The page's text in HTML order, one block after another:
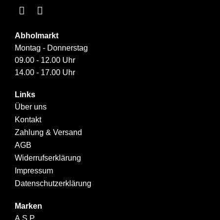
Abholmarkt
Montag - Donnerstag
09.00 - 12.00 Uhr
14.00 - 17.00 Uhr
Links
Über uns
Kontakt
Zahlung & Versand
AGB
Widerrufserklärung
Impressum
Datenschutzerklärung
Marken
A.S.P